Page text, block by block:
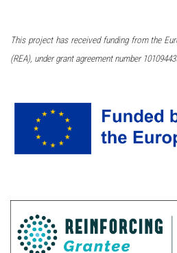
This project has received funding from the
(REA), under grant agreement number